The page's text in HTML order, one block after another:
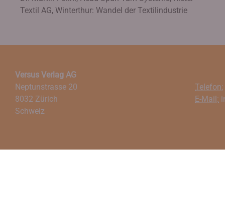
Textil AG, Winterthur: Wandel der Textilindustrie
Versus Verlag AG
Neptunstrasse 20
8032 Zürich
Schweiz
Telefon:
E-Mail: